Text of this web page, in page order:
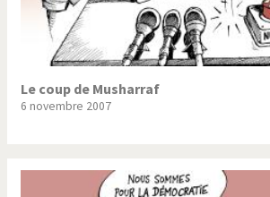
Le coup de Musharraf
6 novembre 2007